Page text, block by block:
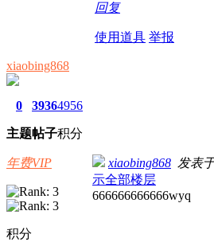
回复
使用道具 举报
xiaobing868
0
主题
3936
帖子
4956
积分
年费VIP
积分
xiaobing868 发表
示全部楼层
666666666666wyq